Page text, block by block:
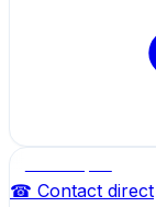
☎ Contact direct